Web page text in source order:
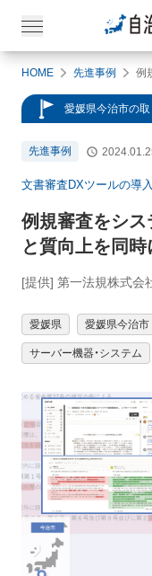
HOME 先進事例
愛媛県今治市の
先進事例
文書審査DXツールの導入
例規審査をシス
と質向上を同時
[提供] 第一法規株式会
愛媛県 愛媛県今治市
サーバー機器・システム